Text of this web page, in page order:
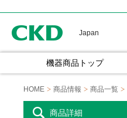
Japan
機器商品トップ
HOME 商品情報 商品一覧
商品詳細